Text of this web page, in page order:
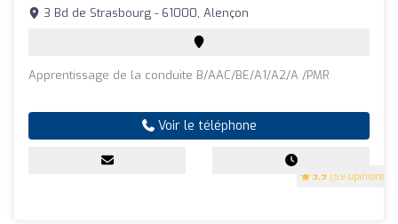
3.9 (59 Opinions)
3 Bd de Strasbourg - 61000, Alençon
Apprentissage de la conduite B/AAC/BE/A1/A2/A /PMR
Voir le téléphone